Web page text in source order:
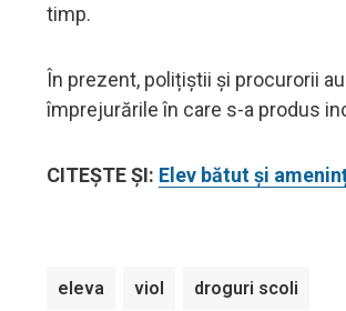
timp.
În prezent, polițiștii și procurorii
împrejurările în care s-a produs
CITEȘTE ȘI: Elev bătut și
eleva viol droguri scoli